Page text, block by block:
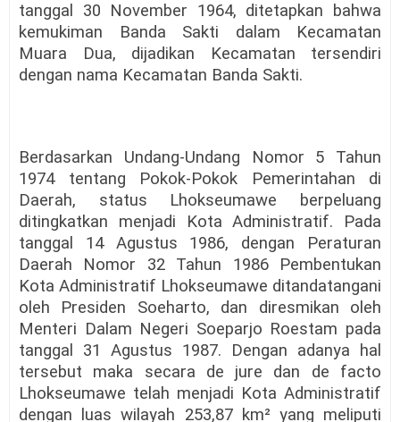
tanggal 30 November 1964, ditetapkan bahwa
kemukiman Banda Sakti dalam Kecamatan
Muara Dua, dijadikan Kecamatan tersendiri
dengan nama Kecamatan Banda Sakti.
Berdasarkan Undang-Undang Nomor 5 Tahun
1974 tentang Pokok-Pokok Pemerintahan di
Daerah, status Lhokseumawe berpeluang
ditingkatkan menjadi Kota Administratif. Pada
tanggal 14 Agustus 1986, dengan Peraturan
Daerah Nomor 32 Tahun 1986 Pembentukan
Kota Administratif Lhokseumawe ditandatangani
oleh Presiden Soeharto, dan diresmikan oleh
Menteri Dalam Negeri Soeparjo Roestam pada
tanggal 31 Agustus 1987. Dengan adanya hal
tersebut maka secara de jure dan de facto
Lhokseumawe telah menjadi Kota Administratif
dengan luas wilayah 253,87 km² yang meliputi